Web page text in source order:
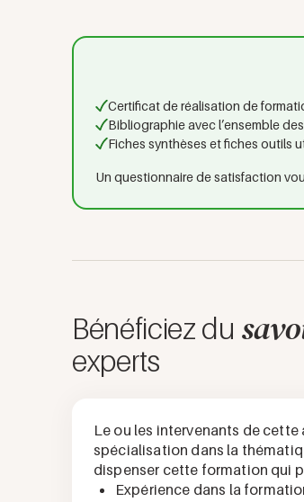
Certificat de réalisation de
Bibliographie avec l’ensemble
Fiches synthèses et fiches outils
Un questionnaire de satisfaction
Bénéficiez du
experts
Le ou les intervenants de
spécialisation dans la
dispenser cette formation qui
Expérience dans la